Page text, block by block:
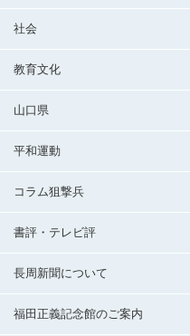
社会
教育文化
山口県
平和運動
コラム狙撃兵
書評・テレビ評
長周新聞について
福田正義記念館のご案内